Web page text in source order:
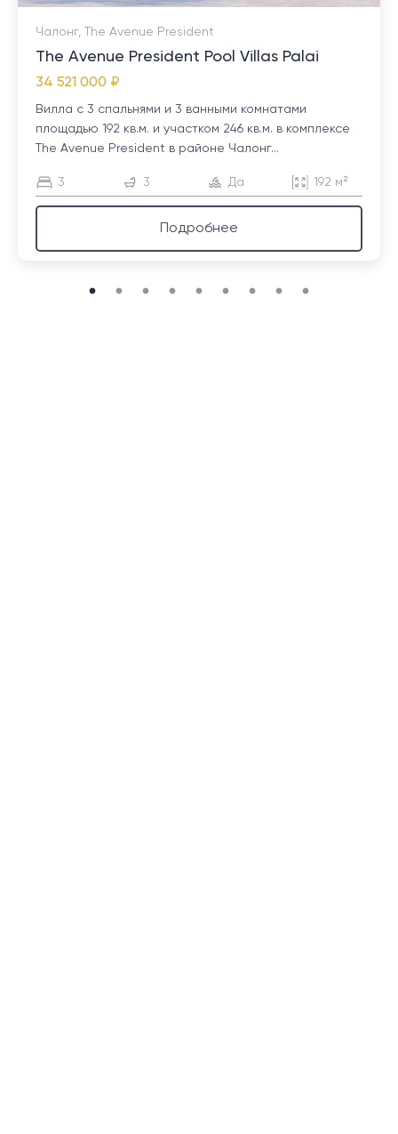
Чалонг, The Avenue President
The Avenue President Pool Villas Palai
34 521 000 ₽
Вилла с 3 спальнями и 3 ванными комнатами
площадью 192 кв.м. и участком 246 кв.м. в комплексе
The Avenue President в районе Чалонг...
3 3 Да 192 м²
Подробнее